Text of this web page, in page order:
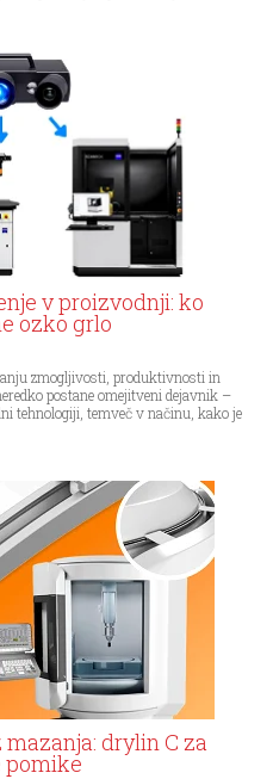
v proizvodnji: ko
ozko grlo
zmogljivosti, produktivnosti in
postane omejitveni dejavnik –
tehnologiji, temveč v načinu, kako je
drylin C za
pomike